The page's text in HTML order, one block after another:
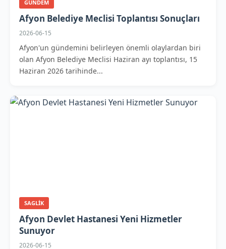
GUNDEM
Afyon Belediye Meclisi Toplantısı Sonuçları
2026-06-15
Afyon'un gündemini belirleyen önemli olaylardan biri
olan Afyon Belediye Meclisi Haziran ayı toplantısı, 15
Haziran 2026 tarihinde...
SAGLIK
Afyon Devlet Hastanesi Yeni Hizmetler
Sunuyor
2026-06-15